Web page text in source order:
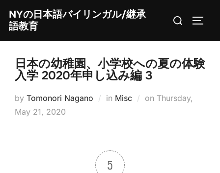
content
NYの日本語バイリンガル/継承
語教育
Search
日本の幼稚園、小学校への夏の体験
入学 2020年申し込み編 3
by Tomonori Nagano in Misc on Posted
Thursday,
May 21, 2020
5